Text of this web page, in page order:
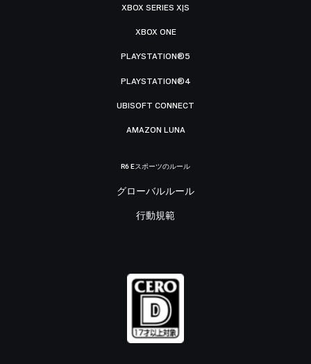
XBOX SERIES X|S
XBOX ONE
PLAYSTATION®5
PLAYSTATION®4
UBISOFT CONNECT
AMAZON LUNA
R6 Eスポーツのルール
グローバルルール
行動規範